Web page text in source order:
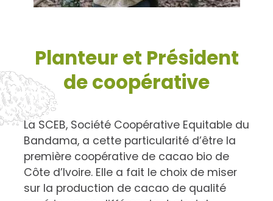
Planteur et Président
de coopérative
La SCEB, Société Coopérative Equitable du
Bandama, a cette particularité d’être la
première coopérative de cacao bio de
Côte d’Ivoire. Elle a fait le choix de miser
sur la production de cacao de qualité